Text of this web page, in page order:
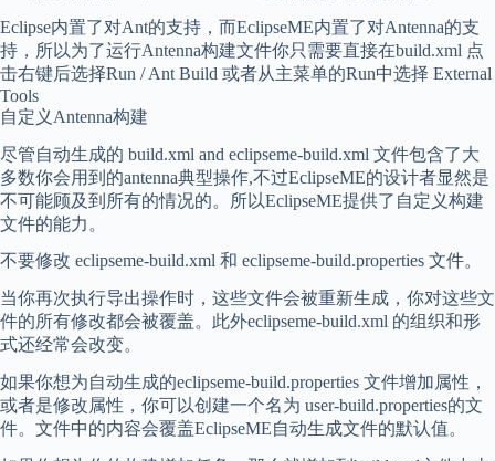
Eclipse内置了对Ant的支持，而EclipseME内置了对Antenna的支
持，所以为了运行Antenna构建文件你只需要直接在build.xml 点
击右键后选择Run / Ant Build 或者从主菜单的Run中选择 External
Tools
自定义Antenna构建
尽管自动生成的 build.xml and eclipseme-build.xml 文件包含了大
多数你会用到的antenna典型操作,不过EclipseME的设计者显然是
不可能顾及到所有的情况的。所以EclipseME提供了自定义构建
文件的能力。
不要修改 eclipseme-build.xml 和 eclipseme-build.properties 文件。
当你再次执行导出操作时，这些文件会被重新生成，你对这些文
件的所有修改都会被覆盖。此外eclipseme-build.xml 的组织和形
式还经常会改变。
如果你想为自动生成的eclipseme-build.properties 文件增加属性，
或者是修改属性，你可以创建一个名为 user-build.properties的文
件。文件中的内容会覆盖EclipseME自动生成文件的默认值。